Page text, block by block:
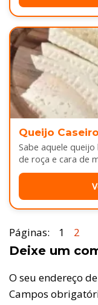
Queijo Caseiro
Sabe aquele
de roça e cara de
Páginas: 1 2
Deixe um
O seu endereço
Campos